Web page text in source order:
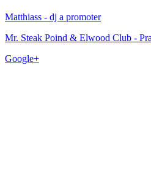
Matthiass - dj a promoter
Mr. Steak Poind & Elwood Club -
Google+